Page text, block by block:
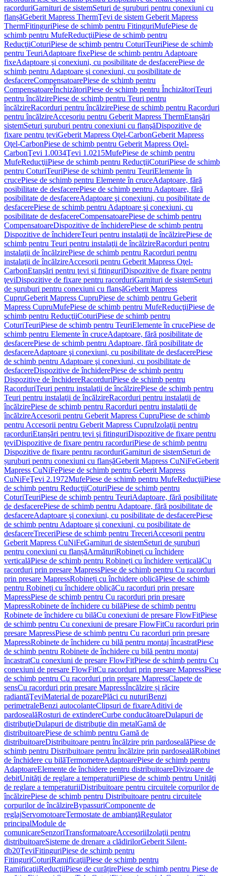
racorduriGarnituri de sistemSeturi de șuruburi pentru conexiuni cu
flanșăGeberit Mapress ThermŢevi de sistem Geberit Mapress
ThermFitinguriPiese de schimb pentru FitinguriMufePiese de
schimb pentru MufeReducţiiPiese de schimb pentru
ReducţiiCoturiPiese de schimb pentru CoturiTeuriPiese de schimb
pentru TeuriAdaptoare fixePiese de schimb pentru Adaptoare
fixeAdaptoare şi conexiuni, cu posibilitate de desfacerePiese de
schimb pentru Adaptoare şi conexiuni, cu posibilitate de
desfacereCompensatoarePiese de schimb pentru
CompensatoareÎnchizătoriPiese de schimb pentru ÎnchizătoriTeuri
pentru încălzirePiese de schimb pentru Teuri pentru
încălzireRacorduri pentru încălzirePiese de schimb pentru Racorduri
pentru încălzireAccesoriu pentru Geberit Mapress ThermEtanşări
sistemSeturi şuruburi pentru conexiuni cu flanşăDispozitive de
fixare pentru ţeviGeberit Mapress Oţel-CarbonGeberit Mapress
Oţel-CarbonPiese de schimb pentru Geberit Mapress Oţel-
CarbonŢevi 1.0034Ţevi 1.0215MufePiese de schimb pentru
MufeReducţiiPiese de schimb pentru ReducţiiCoturiPiese de schimb
pentru CoturiTeuriPiese de schimb pentru TeuriElemente în
crucePiese de schimb pentru Elemente în cruceAdaptoare, fără
posibilitate de desfacerePiese de schimb pentru Adaptoare, fără
posibilitate de desfacereAdaptoare şi conexiuni, cu posibilitate de
desfacerePiese de schimb pentru Adaptoare şi conexiuni, cu
posibilitate de desfacereCompensatoarePiese de schimb pentru
CompensatoareDispozitive de închiderePiese de schimb pentru
Dispozitive de închidereTeuri pentru instalaţii de încălzirePiese de
schimb pentru Teuri pentru instalaţii de încălzireRacorduri pentru
instalaţii de încălzirePiese de schimb pentru Racorduri pentru
instalaţii de încălzireAccesorii pentru Geberit Mapress Oţel-
CarbonEtanşări pentru ţevi şi fitinguriDispozitive de fixare pentru
ţeviDispozitive de fixare pentru racorduriGarnituri de sistemSeturi
de șuruburi pentru conexiuni cu flanșăGeberit Mapress
CupruGeberit Mapress CupruPiese de schimb pentru Geberit
Mapress CupruMufePiese de schimb pentru MufeReducţiiPiese de
schimb pentru ReducţiiCoturiPiese de schimb pentru
CoturiTeuriPiese de schimb pentru TeuriElemente în crucePiese de
schimb pentru Elemente în cruceAdaptoare, fără posibilitate de
desfacerePiese de schimb pentru Adaptoare, fără posibilitate de
desfacereAdaptoare şi conexiuni, cu posibilitate de desfacerePiese
de schimb pentru Adaptoare şi conexiuni, cu posibilitate de
desfacereDispozitive de închiderePiese de schimb pentru
Dispozitive de închidereRacorduriPiese de schimb pentru
RacorduriTeuri pentru instalaţii de încălzirePiese de schimb pentru
Teuri pentru instalaţii de încălzireRacorduri pentru instalaţii de
încălzirePiese de schimb pentru Racorduri pentru instalaţii de
încălzireAccesorii pentru Geberit Mapress CupruPiese de schimb
pentru Accesorii pentru Geberit Mapress CupruIzolaţii pentru
racorduriEtanşări pentru ţevi şi fitinguriDispozitive de fixare pentru
ţeviDispozitive de fixare pentru racorduriPiese de schimb pentru
Dispozitive de fixare pentru racorduriGarnituri de sistemSeturi de
șuruburi pentru conexiuni cu flanșăGeberit Mapress CuNiFeGeberit
Mapress CuNiFePiese de schimb pentru Geberit Mapress
CuNiFeŢevi 2.1972MufePiese de schimb pentru MufeReducţiiPiese
de schimb pentru ReducţiiCoturiPiese de schimb pentru
CoturiTeuriPiese de schimb pentru TeuriAdaptoare, fără posibilitate
de desfacerePiese de schimb pentru Adaptoare, fără posibilitate de
desfacereAdaptoare şi conexiuni, cu posibilitate de desfacerePiese
de schimb pentru Adaptoare şi conexiuni, cu posibilitate de
desfacereTreceriPiese de schimb pentru TreceriAccesorii pentru
Geberit Mapress CuNiFeGarnituri de sistemSeturi de șuruburi
pentru conexiuni cu flanșăArmăturiRobineți cu închidere
verticalăPiese de schimb pentru Robineți cu închidere verticalăCu
racorduri prin presare MapressPiese de schimb pentru Cu racorduri
prin presare MapressRobineți cu închidere oblicăPiese de schimb
pentru Robineți cu închidere oblicăCu racorduri prin presare
MapressPiese de schimb pentru Cu racorduri prin presare
MapressRobinete de închidere cu bilăPiese de schimb pentru
Robinete de închidere cu bilăCu conexiuni de presare FlowFitPiese
de schimb pentru Cu conexiuni de presare FlowFitCu racorduri prin
presare MapressPiese de schimb pentru Cu racorduri prin presare
MapressRobinete de închidere cu bilă pentru montaj încastratPiese
de schimb pentru Robinete de închidere cu bilă pentru montaj
încastratCu conexiuni de presare FlowFitPiese de schimb pentru Cu
conexiuni de presare FlowFitCu racorduri prin presare MapressPiese
de schimb pentru Cu racorduri prin presare MapressClapete de
sensCu racorduri prin presare MapressÎncălzire și răcire
radiantăŢeviMaterial de pozarePlăci cu nuturiBenzi
perimetraleBenzi autocolanteClipsuri de fixareAditivi de
pardosealăRosturi de extindereCurbe conducătoareDulapuri de
distribuţieDulapuri de distribuţie din metalGamă de
distribuitoarePiese de schimb pentru Gamă de
distribuitoareDistribuitoare pentru încălzire prin pardosealăPiese de
schimb pentru Distribuitoare pentru încălzire prin pardosealăRobinet
de închidere cu bilăTermometreAdaptoarePiese de schimb pentru
AdaptoareElemente de închidere pentru distribuitoareDivizoare de
debitUnităţi de reglare a temperaturiiPiese de schimb pentru Unităţi
de reglare a temperaturiiDistribuitoare pentru circuitele corpurilor de
încălzirePiese de schimb pentru Distribuitoare pentru circuitele
corpurilor de încălzireBypassuriComponente de
reglajServomotoareTermostate de ambianţăRegulator
principalModule de
comunicareSenzoriTransformatoareAccesoriiIzolaţii pentru
distribuitoareSisteme de drenare a clădirilorGeberit Silent-
db20ŢeviFitinguriPiese de schimb pentru
FitinguriCoturiRamificaţiiPiese de schimb pentru
RamificaţiiReducţiiPiese de curățirePiese de schimb pentru Piese de